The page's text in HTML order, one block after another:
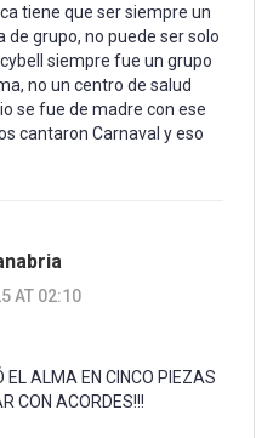
tiene que ser siempre un
grupo, no puede ser solo
siempre fue un grupo
no un centro de salud
se fue de madre con ese
cantaron Carnaval y eso
AT 02:10
EL ALMA EN CINCO PIEZAS
CON ACORDES!!!